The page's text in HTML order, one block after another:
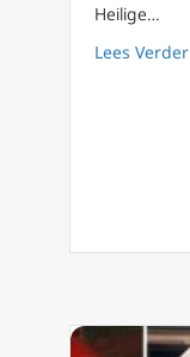
Heilige…
Lees Verder